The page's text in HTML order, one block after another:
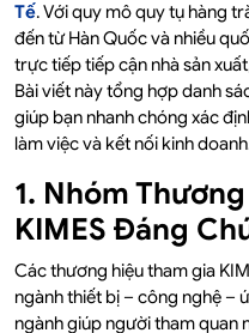
Tế. Với quy mô quy tụ hàng
đến từ Hàn Quốc và nhiều
trực tiếp tiếp cận nhà sản
Bài viết này tổng hợp danh
giúp bạn nhanh chóng xác
làm việc và kết nối kinh
1. Nhóm
KIMES Đáng
Các thương hiệu tham gia
ngành thiết bị – công nghệ –
ngành giúp người tham quan